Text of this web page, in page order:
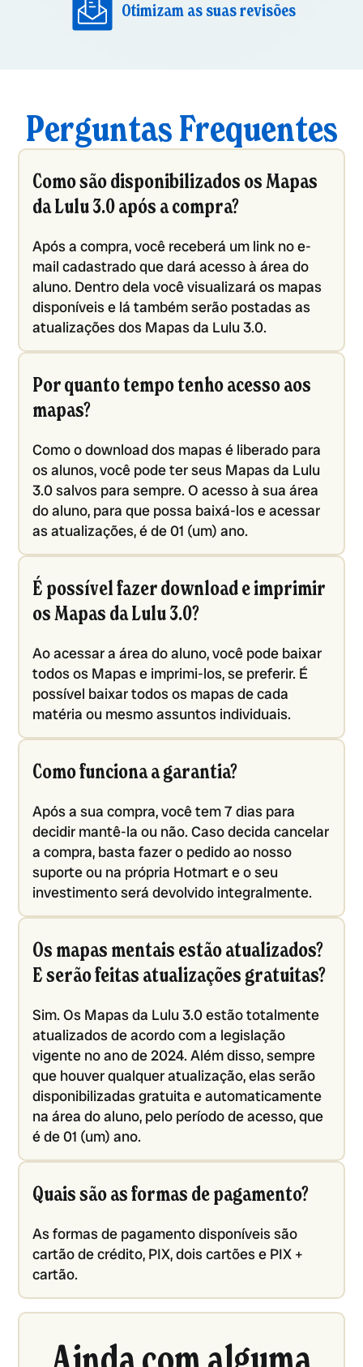
Otimizam as suas revisões
Perguntas Frequentes
Como são disponibilizados os Mapas
da Lulu 3.0 após a compra?
Após a compra, você receberá um link no e-
mail cadastrado que dará acesso à área do
aluno. Dentro dela você visualizará os mapas
disponíveis e lá também serão postadas as
atualizações dos Mapas da Lulu 3.0.
Por quanto tempo tenho acesso aos
mapas?
Como o download dos mapas é liberado para
os alunos, você pode ter seus Mapas da Lulu
3.0 salvos para sempre. O acesso à sua área
do aluno, para que possa baixá-los e acessar
as atualizações, é de 01 (um) ano.
É possível fazer download e imprimir
os Mapas da Lulu 3.0?
Ao acessar a área do aluno, você pode baixar
todos os Mapas e imprimi-los, se preferir. É
possível baixar todos os mapas de cada
matéria ou mesmo assuntos individuais.
Como funciona a garantia?
Após a sua compra, você tem 7 dias para
decidir mantê-la ou não. Caso decida cancelar
a compra, basta fazer o pedido ao nosso
suporte ou na própria Hotmart e o seu
investimento será devolvido integralmente.
Os mapas mentais estão atualizados?
E serão feitas atualizações gratuitas?
Sim. Os Mapas da Lulu 3.0 estão totalmente
atualizados de acordo com a legislação
vigente no ano de 2024. Além disso, sempre
que houver qualquer atualização, elas serão
disponibilizadas gratuita e automaticamente
na área do aluno, pelo período de acesso, que
é de 01 (um) ano.
Quais são as formas de pagamento?
As formas de pagamento disponíveis são
cartão de crédito, PIX, dois cartões e PIX +
cartão.